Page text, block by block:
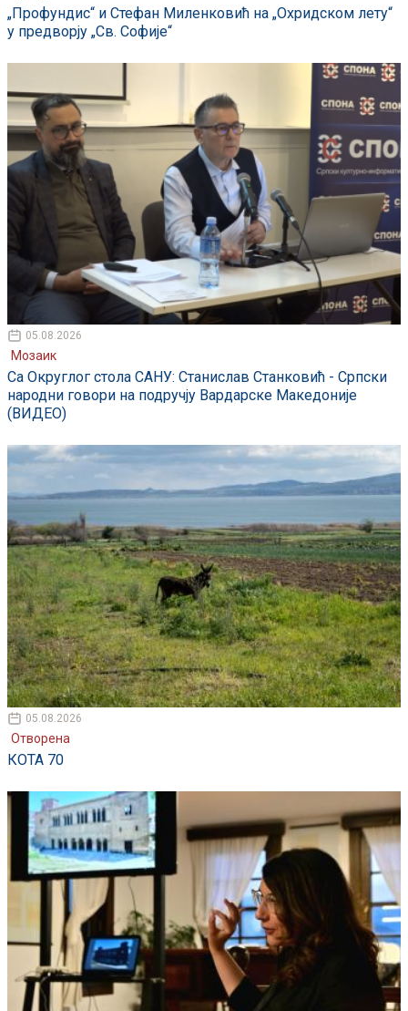
„Профундис“ и Стефан Миленковић на „Охридском лету“
у предворју „Св. Софије“
05.08.2026
Мозаик
Са Округлог стола САНУ: Станислав Станковић - Српски
народни говори на подручју Вардарске Македоније
(ВИДЕО)
05.08.2026
Отворена
КОТА 70